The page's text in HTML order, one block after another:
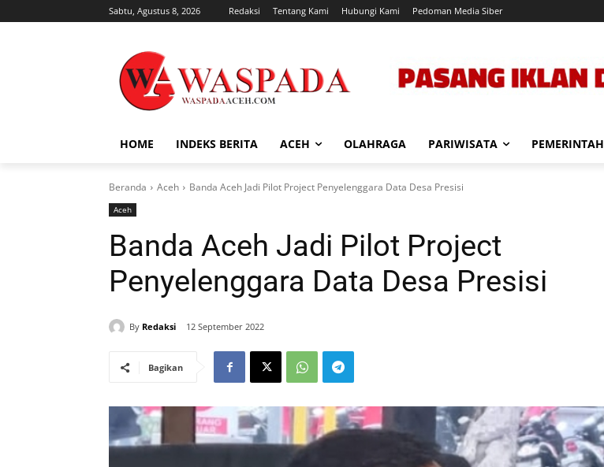
Sabtu, Agustus 8, 2026 Redaksi Tentang Kami Hubungi Kami Pedoman Media Siber
HOME INDEKS BERITA ACEH OLAHRAGA PARIWISATA PEMERINTAH
Beranda Aceh Banda Aceh Jadi Pilot Project Penyelenggara Data Desa Presisi
Aceh
Banda Aceh Jadi Pilot Project
Penyelenggara Data Desa Presisi
By Redaksi 12 September 2022
Bagikan